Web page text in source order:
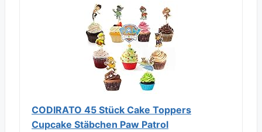
CODIRATO 45 Stück Cake Toppers
Cupcake Stäbchen Paw Patrol